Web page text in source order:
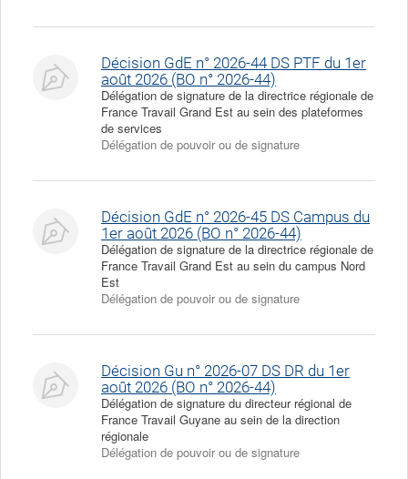
Décision GdE n° 2026-44 DS PTF du 1er
août 2026 (BO n° 2026-44)
Délégation de signature de la directrice régionale de
France Travail Grand Est au sein des plateformes
de services
Délégation de pouvoir ou de signature
Décision GdE n° 2026-45 DS Campus du
1er août 2026 (BO n° 2026-44)
Délégation de signature de la directrice régionale de
France Travail Grand Est au sein du campus Nord
Est
Délégation de pouvoir ou de signature
Décision Gu n° 2026-07 DS DR du 1er
août 2026 (BO n° 2026-44)
Délégation de signature du directeur régional de
France Travail Guyane au sein de la direction
régionale
Délégation de pouvoir ou de signature